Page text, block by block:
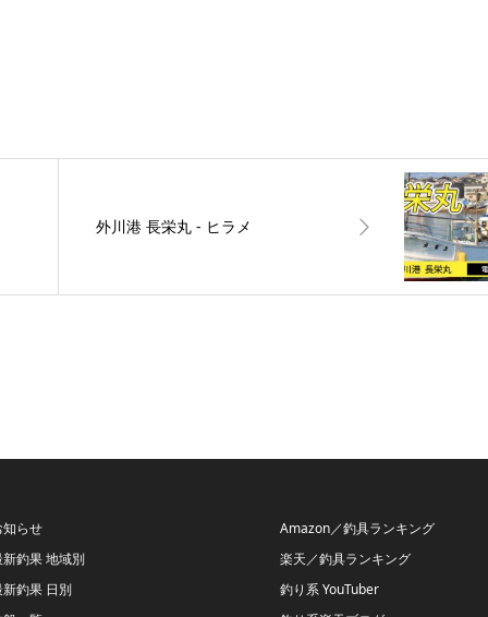
外川港 長栄丸 ‐ ヒラメ
らせ
釣果 地域別
釣果 日別
Amazon／釣具ランキング
楽天／釣具ランキング
釣り系 YouTuber